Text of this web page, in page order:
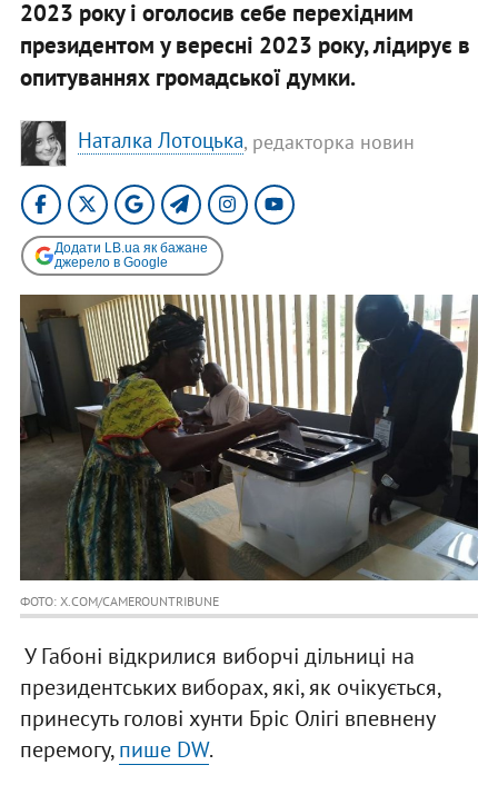
2023 року і оголосив себе перехідним
президентом у вересні 2023 року, лідирує в
опитуваннях громадської думки.
Наталка Лотоцька, редакторка новин
Додати LB.ua як бажане
джерело в Google
ФОТО: X.COM/CAMEROUNTRIBUNE
У Габоні відкрилися виборчі дільниці на
президентських виборах, які, як очікується,
принесуть голові хунти Бріс Олігі впевнену
перемогу,пише DW.